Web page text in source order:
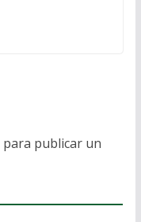
para publicar un